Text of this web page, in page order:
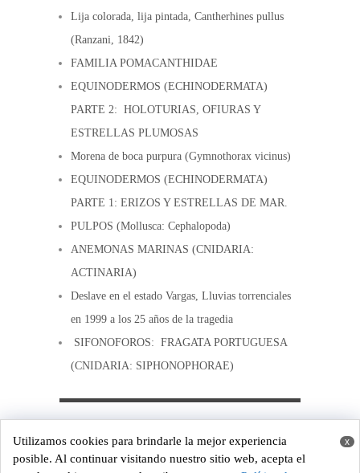
Lija colorada, lija pintada, Cantherhines pullus
(Ranzani, 1842)
FAMILIA POMACANTHIDAE
EQUINODERMOS (ECHINODERMATA)
PARTE 2: HOLOTURIAS, OFIURAS Y
ESTRELLAS PLUMOSAS
Morena de boca purpura (Gymnothorax vicinus)
EQUINODERMOS (ECHINODERMATA)
PARTE 1: ERIZOS Y ESTRELLAS DE MAR.
PULPOS (Mollusca: Cephalopoda)
ANEMONAS MARINAS (CNIDARIA:
ACTINARIA)
Deslave en el estado Vargas, Lluvias torrenciales
en 1999 a los 25 años de la tragedia
SIFONOFOROS: FRAGATA PORTUGUESA
(CNIDARIA: SIPHONOPHORAE)
WordPress
x
Utilizamos cookies para brindarle la mejor experiencia
posible. Al continuar visitando nuestro sitio web, acepta el